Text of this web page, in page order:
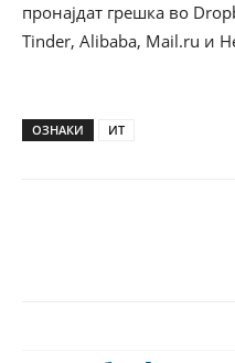
пронајдат грешка во
Tinder, Alibaba, Mail.ru и
ОЗНАКИ ИТ